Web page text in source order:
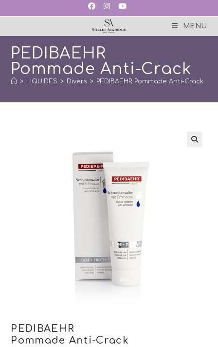
MENU
PEDIBAEHR
Pommade Anti-Crack
> LIQUIDES > Divers > PEDIBAEHR Pommade Anti-Crack
PEDIBAEHR
Pommade Anti-Crack